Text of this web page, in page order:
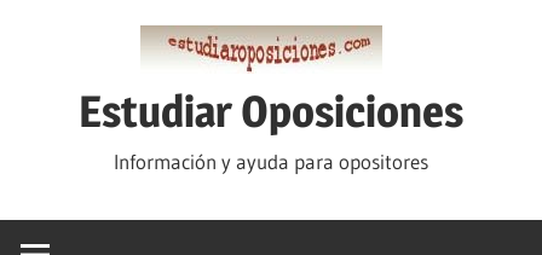
Estudiar Oposiciones
Información y ayuda para opositores